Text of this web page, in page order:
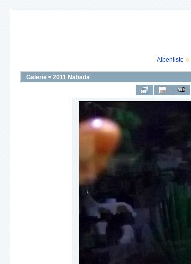
Albenliste
Galerie > 2011 Nabada